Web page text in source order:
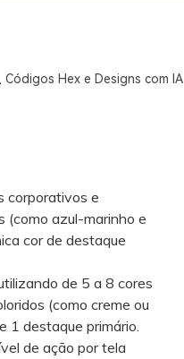
Hex e Designs com IA
corporativos e
(como azul-marinho e
cor de destaque
de 5 a 8 cores
(como creme ou
1 destaque primário.
de ação por tela